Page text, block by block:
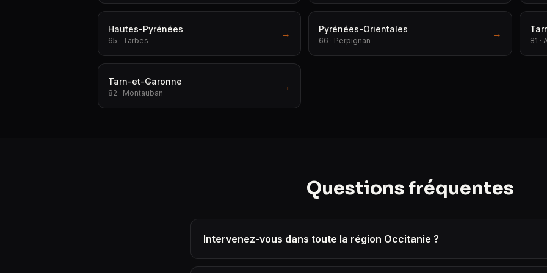
Hautes-Pyrénées
65 · Tarbes
→ Pyrénées-Orientales
66 · Perpignan
→
81 ·
Tarn-et-Garonne
82 · Montauban
→
Questions fréquentes
Intervenez-vous dans toute la région Occitanie ?